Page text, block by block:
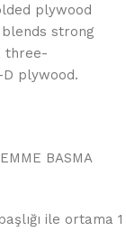
plywood
blends strong
three-
plywood.
BASMA
ile ortama 1